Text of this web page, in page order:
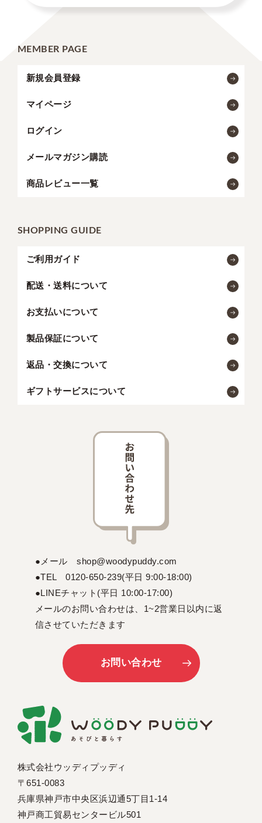
MEMBER PAGE
新規会員登録
マイページ
ログイン
メールマガジン購読
商品レビュー一覧
SHOPPING GUIDE
ご利用ガイド
配送・送料について
お支払いについて
製品保証について
返品・交換について
ギフトサービスについて
株式会社ウッディプッディ
〒651-0083
兵庫県神戸市中央区浜辺通5丁目1-14
神戸商工貿易センタービル501
●メール shop@woodypuddy.com
●TEL 0120-650-239(平日 9:00-18:00)
●LINEチャット(平日 10:00-17:00)
メールのお問い合わせは、1~2営業日以内に返
信させていただきます
お問い合わせ